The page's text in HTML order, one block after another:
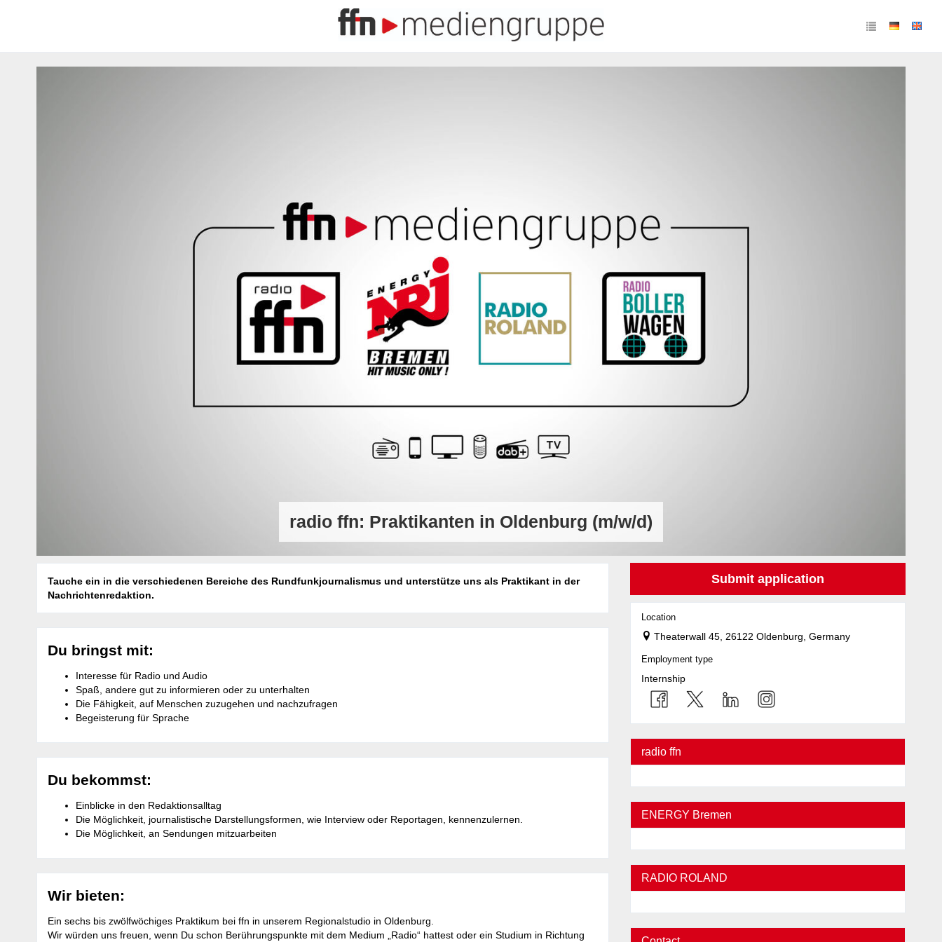
radio ffn: Praktikanten in Oldenburg (m/w/d)
Tauche ein in die verschiedenen Bereiche des Rundfunkjournalismus und unterstütze uns als Praktikant in der
Nachrichtenredaktion.
Du bringst mit:
Interesse für Radio und Audio
Spaß, andere gut zu informieren oder zu unterhalten
Die Fähigkeit, auf Menschen zuzugehen und nachzufragen
Begeisterung für Sprache
Du bekommst:
Einblicke in den Redaktionsalltag
Die Möglichkeit, journalistische Darstellungsformen, wie Interview oder Reportagen, kennenzulernen.
Die Möglichkeit, an Sendungen mitzuarbeiten
Wir bieten:
Ein sechs bis zwölfwöchiges Praktikum bei ffn in unserem Regionalstudio in Oldenburg.
Wir würden uns freuen, wenn Du schon Berührungspunkte mit dem Medium „Radio“ hattest oder ein Studium in Richtung
Submit application
Location
Theaterwall 45, 26122 Oldenburg, Germany
Employment type
Internship
radio ffn
ENERGY Bremen
RADIO ROLAND